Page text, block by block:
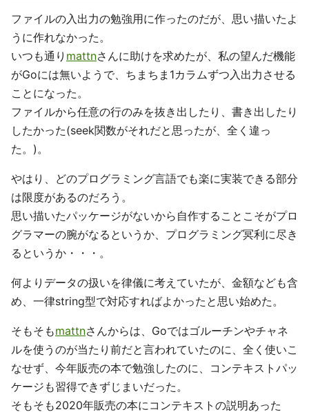
ファイルの入出力の勉強用に作ったのだが、思い描いたよ
うに作れなかった。
いつも通り mattnさんに助けを求めたが、私の望んだ機能
がGoには無いようで、ちまちま1カラムずつ入出力させる
ことになった。
ファイルから任意の行のみを抜き出したり、書き出したり
したかった(seek関数がそれだと思ったが、全く違っ
た。)。
やはり、どのプログラミング言語でも楽に実装できる部分
は限度があるのだろう。
思い描いたパッケージがないから自作することこそがプロ
グラマーの腕がなるというか、プログラミング冥利に尽き
るというか・・・。
何よりデータの扱いを律儀に考えていたが、金額なども含
め、一律string型で対応すればよかったと思い始めた。
そもそもmattnさんからは、Goではゴルーチンやチャネ
ルを使うのが当たり前だと言われていたのに、全く使いこ
なせず、今年販売の本で勉強したのに、コンテキストパッ
ケージも習得できずじまいだった。
そもそも2020年販売の本にコンテキストの説明あった